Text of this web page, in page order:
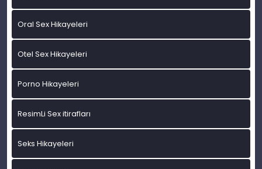
Oral Sex Hikayeleri
Otel Sex Hikayeleri
Porno Hikayeleri
ResimLi Sex itirafları
Seks Hikayeleri